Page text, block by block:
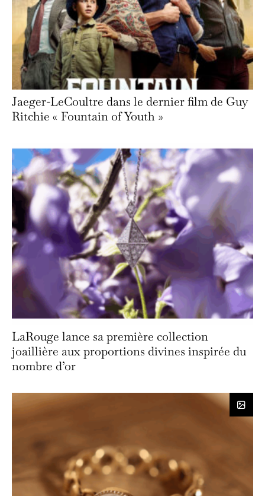
Jaeger-LeCoultre dans le dernier film de Guy
Ritchie « Fountain of Youth »
LaRouge lance sa première collection
joaillière aux proportions divines inspirée du
nombre d’or